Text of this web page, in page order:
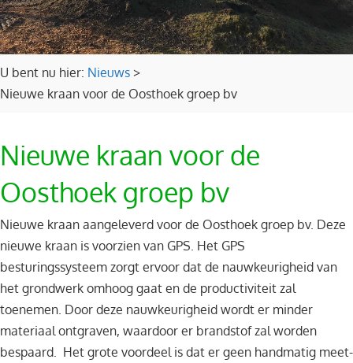
U bent nu hier: Nieuws >
Nieuwe kraan voor de Oosthoek groep bv
Nieuwe kraan voor de
Oosthoek groep bv
Nieuwe kraan aangeleverd voor de Oosthoek groep bv. Deze
nieuwe kraan is voorzien van GPS. Het GPS
besturingssysteem zorgt ervoor dat de nauwkeurigheid van
het grondwerk omhoog gaat en de productiviteit zal
toenemen. Door deze nauwkeurigheid wordt er minder
materiaal ontgraven, waardoor er brandstof zal worden
bespaard. Het grote voordeel is dat er geen handmatig meet-